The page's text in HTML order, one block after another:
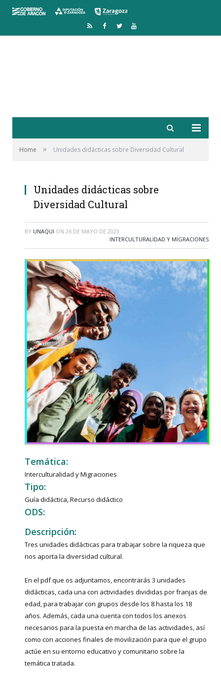
RSS Facebook
TwitterYouTube
Home » Unidades didácticas sobre Diversidad Cultural
Unidades didácticas sobre
Diversidad Cultural
BY UNAQUI ON 26 DE MAYO DE 2023
INTERCULTURALIDAD Y MIGRACIONES
Temática:
Interculturalidad y Migraciones
Tipo:
Guía didáctica, Recurso didáctico
ODS:
Descripción:
Tres unidades didácticas para trabajar sobre la riqueza que
nos aporta la diversidad cultural.
En el pdf que os adjuntamos, encontrarás 3 unidades
didácticas, cada una con actividades divididas por franjas de
edad, para trabajar con grupos desde los 8 hasta los 18
años. Además, cada una cuenta con todos los anexos
necesarios para la puesta en marcha de las actividades, así
como con acciones finales de movilización para que el grupo
actúe en su entorno educativo y comunitario sobre la
temática tratada.